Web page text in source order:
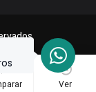
Ver